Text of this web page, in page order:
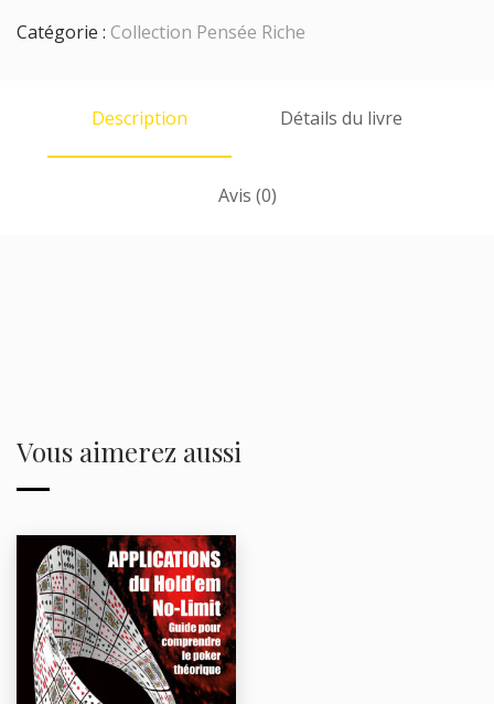
Catégorie : Collection Pensée Riche
Description Détails du livre
Avis (0)
Vous aimerez aussi